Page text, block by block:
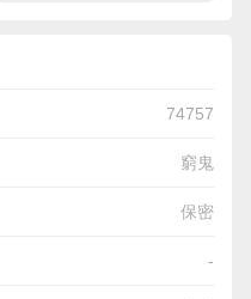
74757
窮鬼
保密
-